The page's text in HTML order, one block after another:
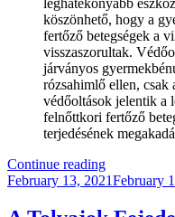
köszönhető, hogy a
fertőző betegségek a
visszaszorultak.
járványos
rózsahimlő ellen, csak
védőoltások jelentik a
felnőttkori fertőző
terjedésének
Continue reading“Okosabb
Vagy,
Egy
Posted
February 13, 2021February